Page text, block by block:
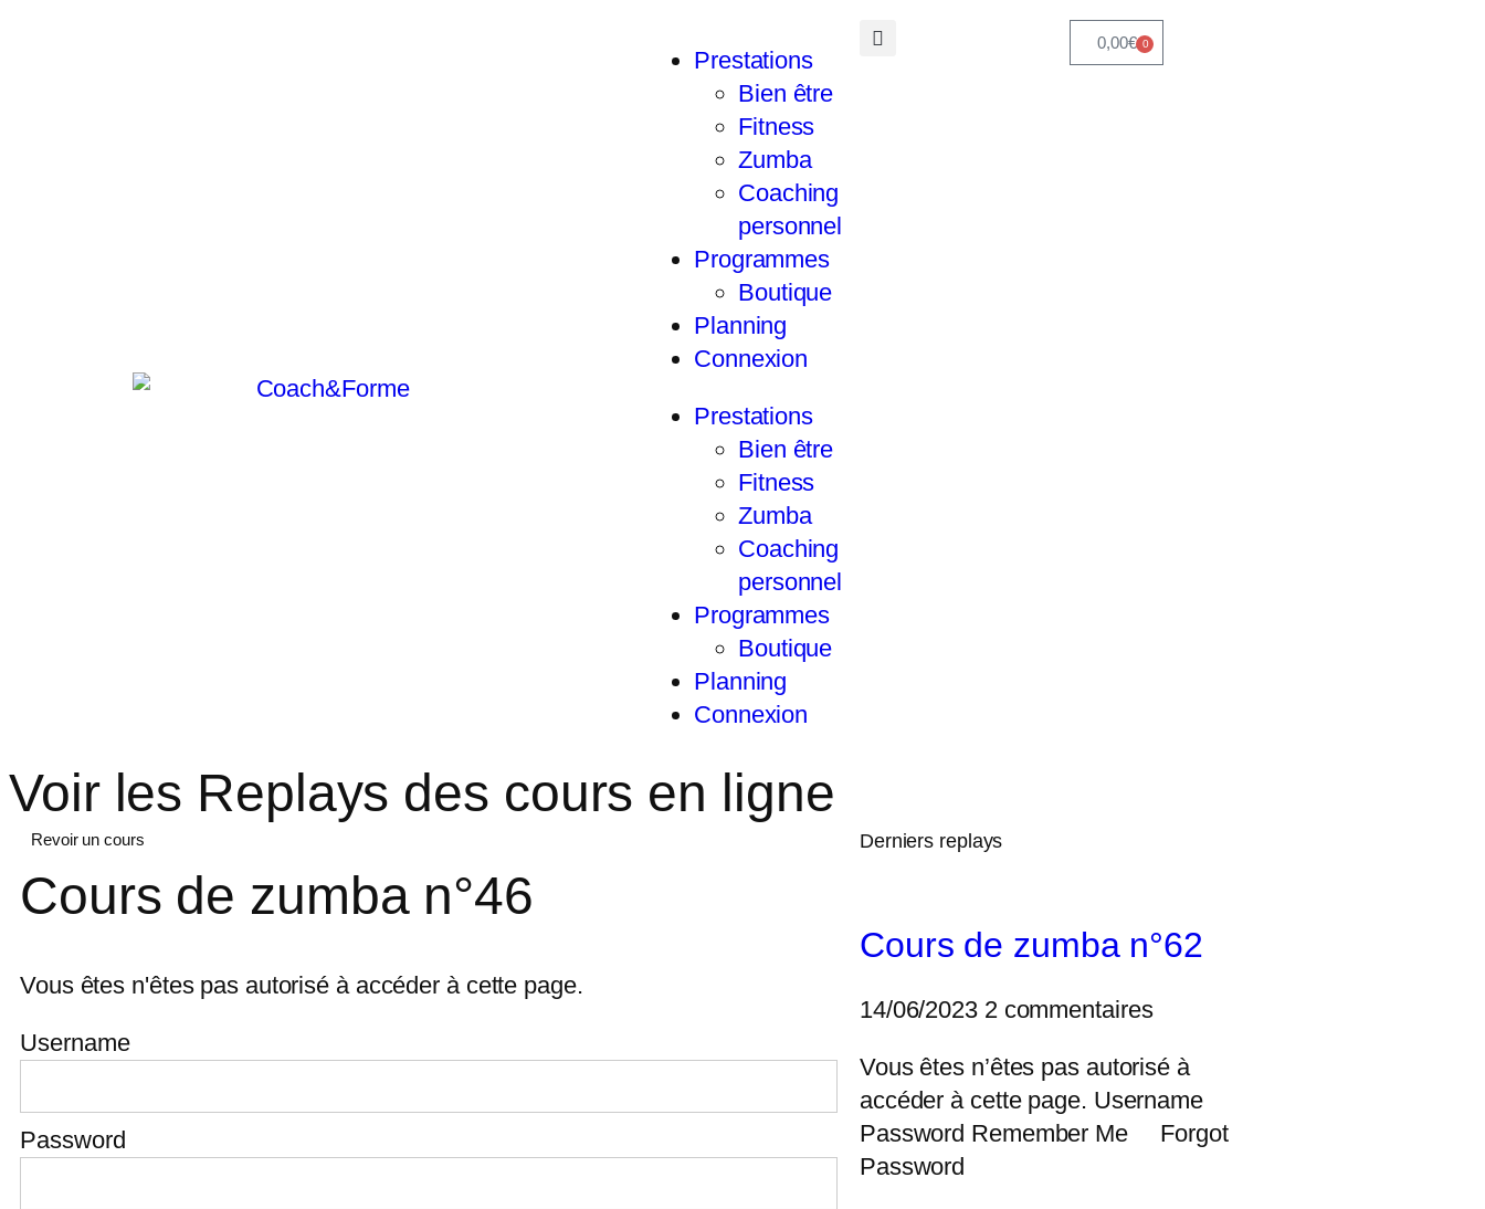
Prestations
Bien être
Fitness
Zumba
Coaching
personnel
Programmes
Boutique
Planning
Connexion
Prestations
Bien être
Fitness
Zumba
Coaching
personnel
Programmes
Boutique
Planning
Connexion
0,00€ 0
Voir les Replays des cours en ligne
Revoir un cours
Cours de zumba n°46
Vous êtes n'êtes pas autorisé à accéder à cette page.
Username
Password
Derniers replays
Cours de zumba n°62
14/06/2023 2 commentaires
Vous êtes n’êtes pas autorisé à
accéder à cette page. Username
Password Remember Me Forgot
Password